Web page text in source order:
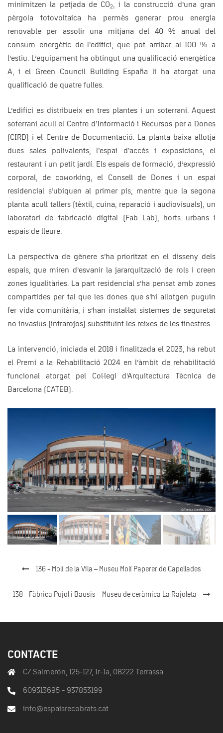
minimitzen la petjada de CO2, i la construcció d’una gran
pèrgola fotovoltaica ha permès generar prou energia
renovable per assolir una mitjana del 40 % anual del
consum energètic de l’edifici, que pot arribar al 100 % a
l’estiu. L’equipament ha obtingut una qualificació energètica
A, i el Green Council Building España li ha atorgat una
qualificació de quatre fulles.
L’edifici es distribueix en tres plantes i un soterrani. Aquest
soterrani acull el Centre d’Informació i Recursos per a Dones
(CIRD) i el Centre de Documentació. La planta baixa allotja
dues sales polivalents, l’espai d’accés i exposicions, el
restaurant i un petit jardí. Els espais de formació, d’expressió
corporal, de coworking, el Consell de Dones i un espai
residencial s’ubiquen al primer pis, mentre que la segona
planta acull tallers (tèxtil, cuina, reparació i audiovisuals), un
laboratori de fabricació digital (Fab Lab), horts urbans i
espais de lleure.
La perspectiva de gènere s’ha prioritzat en el disseny dels
espais, que miren d’esvanir la jararquització de rols i creen
zones igualitàries. La part residencial s’ha pensat amb zones
compartides per tal que les dones que s’hi allotgen puguin
fer vida comunitària, i s’han instal·lat sistemes de seguretat
no invasius (infrarojos) substituint les reixes de les finestres.
La intervenció, iniciada el 2018 i finalitzada el 2023, ha rebut
el Premi a la Rehabilitació 2024 en l’àmbit de rehabilitació
funcional atorgat pel Col·legi d’Arquitectura Tècnica de
Barcelona (CATEB).
136 - Molí de la Vila – Museu Molí Paperer de Capellades
138 - Fàbrica Pujol i Bausis – Museu de ceràmica La Rajoleta
CONTACTE
C/ Salmerón, 125-127, 1r-1a, 08222 Terrassa
609313695 - 937853199
info@espaisrecobrats.cat